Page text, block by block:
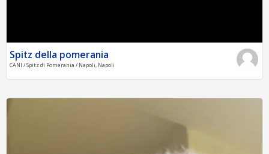
Spitz della pomerania
CANI / Spitz di Pomerania / Napoli, Napoli